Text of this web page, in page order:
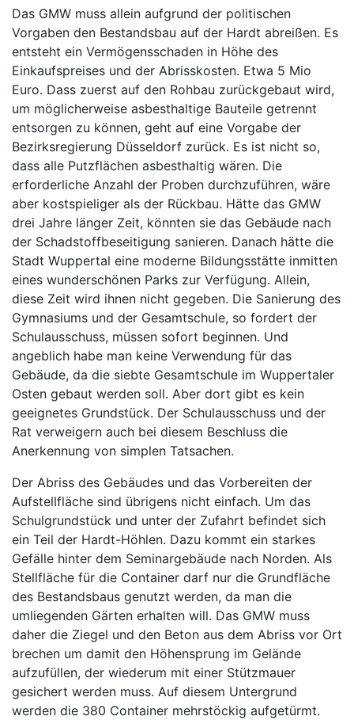
Das GMW muss allein aufgrund der politischen
Vorgaben den Bestandsbau auf der Hardt abreißen. Es
entsteht ein Vermögensschaden in Höhe des
Einkaufspreises und der Abrisskosten. Etwa 5 Mio
Euro. Dass zuerst auf den Rohbau zurückgebaut wird,
um möglicherweise asbesthaltige Bauteile getrennt
entsorgen zu können, geht auf eine Vorgabe der
Bezirksregierung Düsseldorf zurück. Es ist nicht so,
dass alle Putzflächen asbesthaltig wären. Die
erforderliche Anzahl der Proben durchzuführen, wäre
aber kostspieliger als der Rückbau. Hätte das GMW
drei Jahre länger Zeit, könnten sie das Gebäude nach
der Schadstoffbeseitigung sanieren. Danach hätte die
Stadt Wuppertal eine moderne Bildungsstätte inmitten
eines wunderschönen Parks zur Verfügung. Allein,
diese Zeit wird ihnen nicht gegeben. Die Sanierung des
Gymnasiums und der Gesamtschule, so fordert der
Schulausschuss, müssen sofort beginnen. Und
angeblich habe man keine Verwendung für das
Gebäude, da die siebte Gesamtschule im Wuppertaler
Osten gebaut werden soll. Aber dort gibt es kein
geeignetes Grundstück. Der Schulausschuss und der
Rat verweigern auch bei diesem Beschluss die
Anerkennung von simplen Tatsachen.
Der Abriss des Gebäudes und das Vorbereiten der
Aufstellfläche sind übrigens nicht einfach. Um das
Schulgrundstück und unter der Zufahrt befindet sich
ein Teil der Hardt-Höhlen. Dazu kommt ein starkes
Gefälle hinter dem Seminargebäude nach Norden. Als
Stellfläche für die Container darf nur die Grundfläche
des Bestandsbaus genutzt werden, da man die
umliegenden Gärten erhalten will. Das GMW muss
daher die Ziegel und den Beton aus dem Abriss vor Ort
brechen um damit den Höhensprung im Gelände
aufzufüllen, der wiederum mit einer Stützmauer
gesichert werden muss. Auf diesem Untergrund
werden die 380 Container mehrstöckig aufgetürmt.